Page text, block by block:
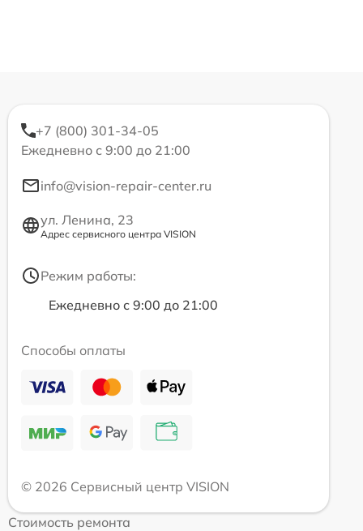
+7 (800) 301-34-05
Ежедневно с 9:00 до 21:00
info@vision-repair-center.ru
ул. Ленина, 23
Адрес сервисного центра VISION
Режим работы:
Ежедневно с 9:00 до 21:00
Способы оплаты
© 2026 Сервисный центр VISION
Стоимость ремонта